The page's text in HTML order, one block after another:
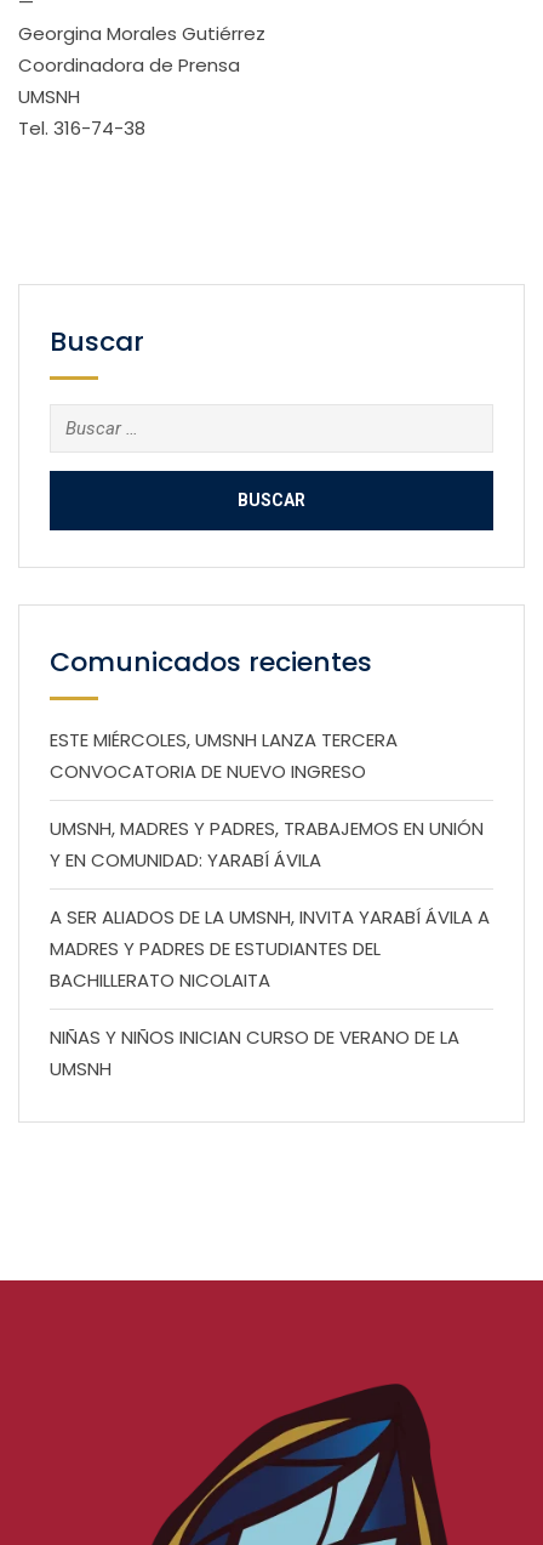
Georgina Morales Gutiérrez
Coordinadora de Prensa
UMSNH
Tel. 316-74-38
Buscar
Buscar:
Comunicados recientes
ESTE MIÉRCOLES, UMSNH LANZA TERCERA
CONVOCATORIA DE NUEVO INGRESO
UMSNH, MADRES Y PADRES, TRABAJEMOS EN UNIÓN
Y EN COMUNIDAD: YARABÍ ÁVILA
A SER ALIADOS DE LA UMSNH, INVITA YARABÍ ÁVILA A
MADRES Y PADRES DE ESTUDIANTES DEL
BACHILLERATO NICOLAITA
NIÑAS Y NIÑOS INICIAN CURSO DE VERANO DE LA
UMSNH